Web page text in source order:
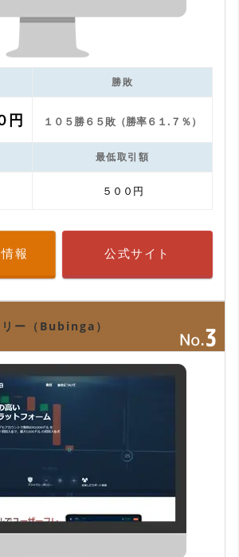
勝敗
円 １０５勝６５敗（勝率６１.７％）
最低取引額
５００円
報 公式サイト
ー（Bubinga）